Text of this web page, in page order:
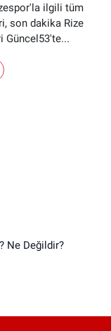
ilgili tüm
son dakika Rize
Güncel53'te...
Ne Değildir?